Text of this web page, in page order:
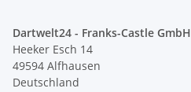
Dartwelt24 - Franks-Castle GmbH
Heeker Esch 14
49594 Alfhausen
Deutschland